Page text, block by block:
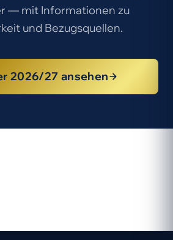
— mit Informationen zu
und Bezugsquellen.
2026/27 ansehen